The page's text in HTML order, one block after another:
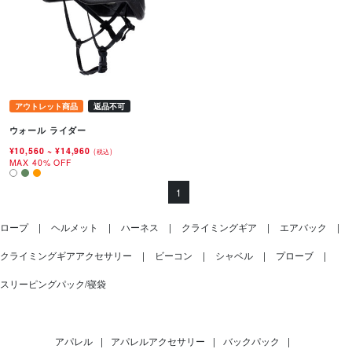
アウトレット商品 返品不可
ウォール ライダー
¥10,560~ ¥14,960 (税込)
MAX 40% OFF
1
ロープ ヘルメット ハーネス クライミングギア エアバック
クライミングギアアクセサリー ビーコン シャベル プローブ
スリーピングパック/寝袋
アパレル | アパレルアクセサリー | バックパック
|